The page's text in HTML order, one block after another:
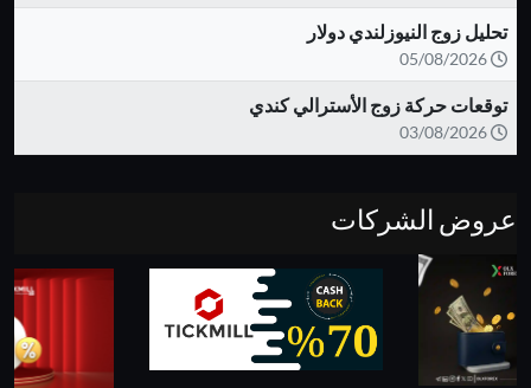
تحليل زوج النيوزلندي دولار
توقعات حركة زوج الأسترالي كندي
عروض الشركات